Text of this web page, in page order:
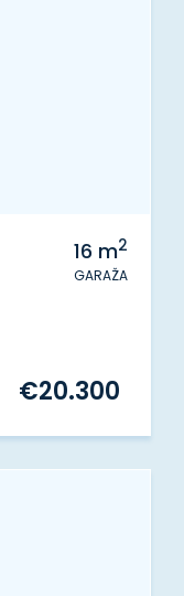
16 m2
GARAŽA
€20.300